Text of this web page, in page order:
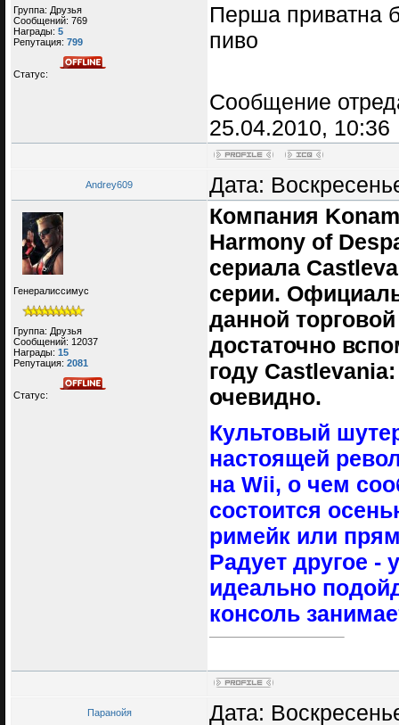
Группа: Друзья
Сообщений: 769
Награды: 5
Репутация: 799
Статус:
Перша приватна
пиво
Сообщение
25.04.2010, 10:36
Andrey609 Дата:
Генералиссимус
Группа: Друзья
Сообщений: 12037
Награды: 15
Репутация: 2081
Статус:
Компания
Harmony of
сериала
серии.
данной
достаточно
году
очевидно.
Культовый
настоящей
на Wii, о чем
состоится
римейк или
Радует другое -
идеально
консоль
Паранойя Дата: